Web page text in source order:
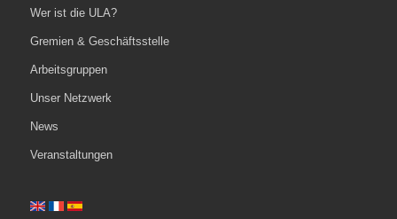
Wer ist die ULA?
Gremien & Geschäftsstelle
Arbeitsgruppen
Unser Netzwerk
News
Veranstaltungen